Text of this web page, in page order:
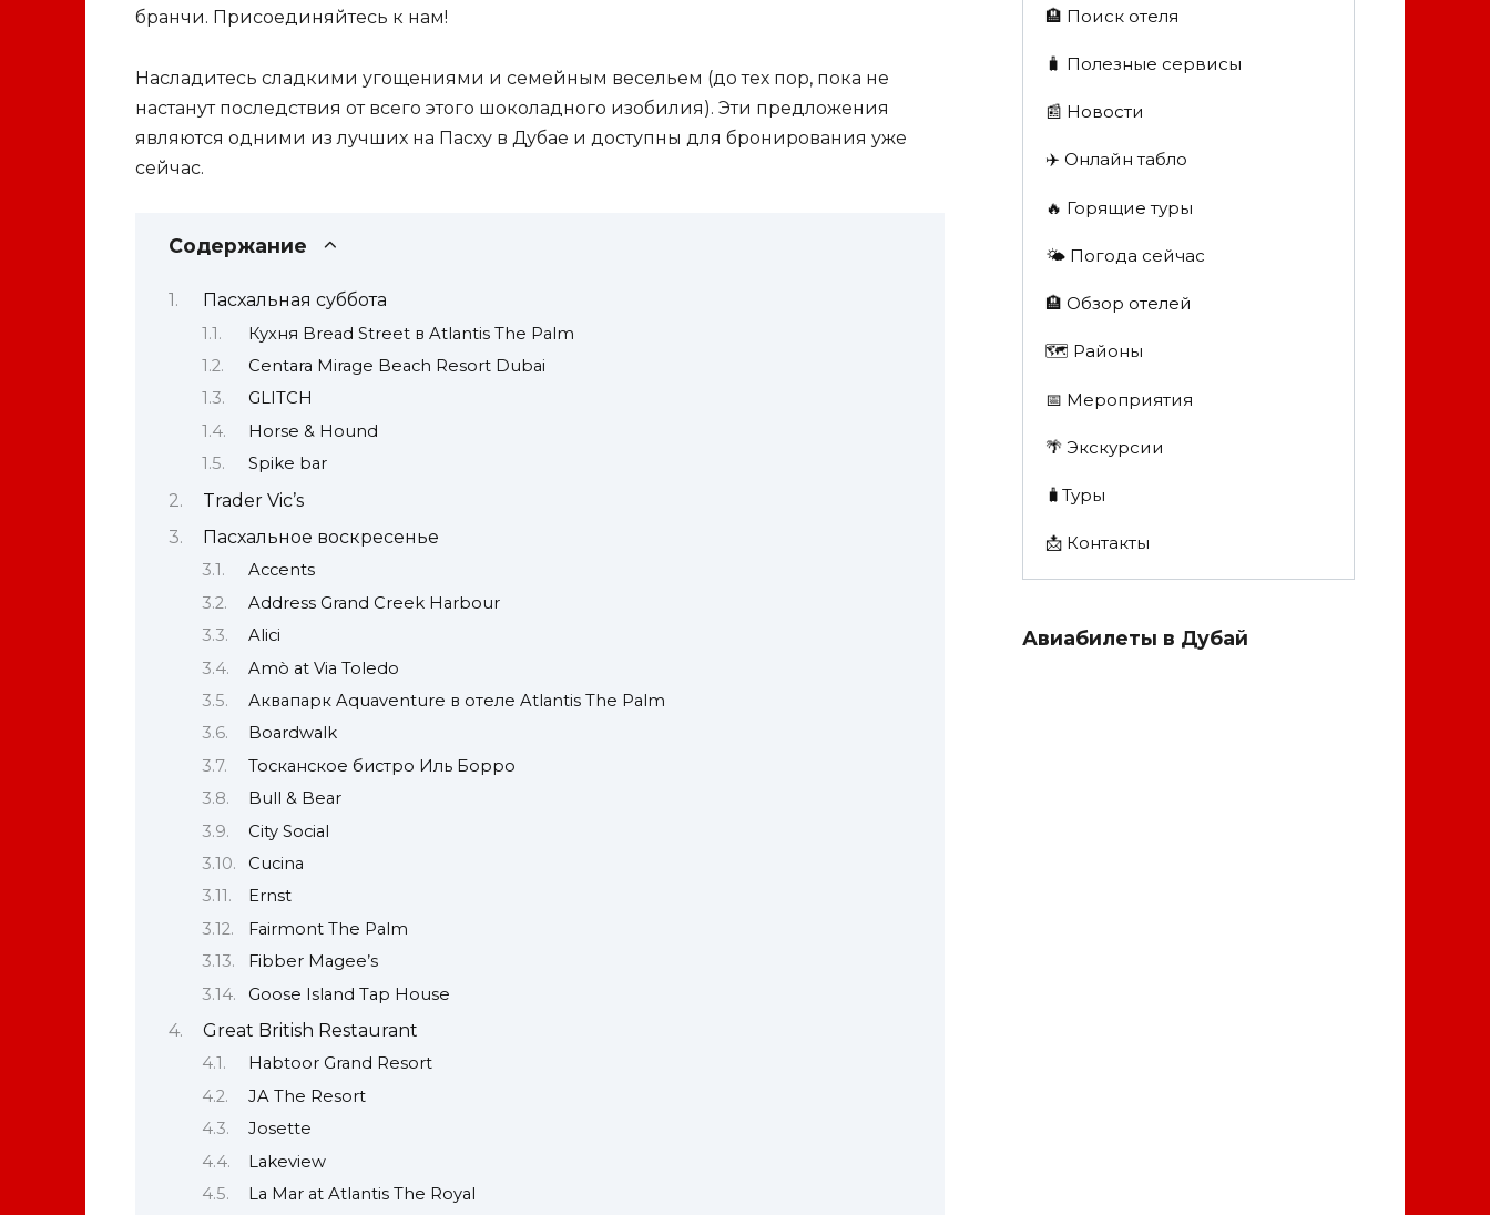
бранчи. Присоединяйтесь к нам!
Насладитесь сладкими угощениями и семейным весельем (до тех пор, пока не
настанут последствия от всего этого шоколадного изобилия). Эти предложения
являются одними из лучших на Пасху в Дубае и доступны для бронирования уже
сейчас.
Содержание
Пасхальная суббота
Кухня Bread Street в Atlantis The Palm
Centara Mirage Beach Resort Dubai
GLITCH
Horse & Hound
Spike bar
Trader Vic’s
Пасхальное воскресенье
Accents
Address Grand Creek Harbour
Alici
Amò at Via Toledo
Аквапарк Aquaventure в отеле Atlantis The Palm
Boardwalk
Тосканское бистро Иль Борро
Bull & Bear
City Social
Cucina
Ernst
Fairmont The Palm
Fibber Magee’s
Goose Island Tap House
Great British Restaurant
Habtoor Grand Resort
JA The Resort
Josette
Lakeview
La Mar at Atlantis The Royal
🏨 Поиск отеля
🧳 Полезные сервисы
📰 Новости
✈️ Онлайн табло
🔥 Горящие туры
🌤️ Погода сейчас
🏨 Обзор отелей
🗺 Районы
📅 Мероприятия
🌴 Экскурсии
🧳Туры
📩 Контакты
Авиабилеты в Дубай